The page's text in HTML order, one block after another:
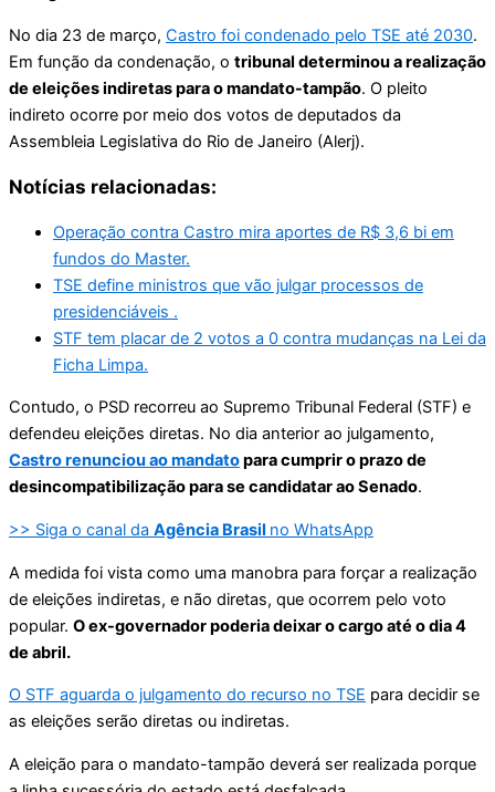
No dia 23 de março, Castro foi condenado pelo TSE até 2030.
Em função da condenação, o tribunal determinou a realização
de eleições indiretas para o mandato-tampão. O pleito
indireto ocorre por meio dos votos de deputados da
Assembleia Legislativa do Rio de Janeiro (Alerj).
Notícias relacionadas:
Operação contra Castro mira aportes de R$ 3,6 bi em
fundos do Master.
TSE define ministros que vão julgar processos de
presidenciáveis .
STF tem placar de 2 votos a 0 contra mudanças na Lei da
Ficha Limpa.
Contudo, o PSD recorreu ao Supremo Tribunal Federal (STF) e
defendeu eleições diretas. No dia anterior ao julgamento,
Castro renunciou ao mandatopara cumprir o prazo de
desincompatibilização para se candidatar ao Senado.
>> Siga o canal da Agência Brasil no WhatsApp
A medida foi vista como uma manobra para forçar a realização
de eleições indiretas, e não diretas, que ocorrem pelo voto
popular. O ex-governador poderia deixar o cargo até o dia 4
de abril.
O STF aguarda o julgamento do recurso no TSE para decidir se
as eleições serão diretas ou indiretas.
A eleição para o mandato-tampão deverá ser realizada porque